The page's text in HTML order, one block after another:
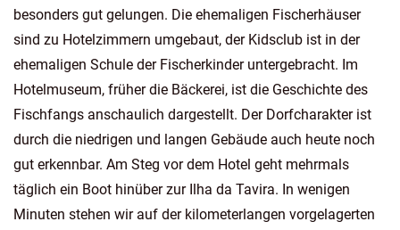
besonders gut gelungen. Die ehemaligen Fischerhäuser
sind zu Hotelzimmern umgebaut, der Kidsclub ist in der
ehemaligen Schule der Fischerkinder untergebracht. Im
Hotelmuseum, früher die Bäckerei, ist die Geschichte des
Fischfangs anschaulich dargestellt. Der Dorfcharakter ist
durch die niedrigen und langen Gebäude auch heute noch
gut erkennbar. Am Steg vor dem Hotel geht mehrmals
täglich ein Boot hinüber zur Ilha da Tavira. In wenigen
Minuten stehen wir auf der kilometerlangen vorgelagerten